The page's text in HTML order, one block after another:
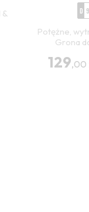
D
Potężne,
Grona
129,00